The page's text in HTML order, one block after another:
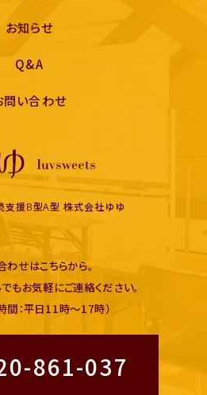
お知らせ
Q&A
問い合わせ
支援B型A型 株式会社ゆゆ
わせはこちらから。
もお気軽にご連絡ください。
間：平日11時〜17時）
861-037